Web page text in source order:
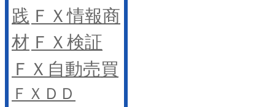
践 ＦＸ情報商
材 ＦＸ検証
ＦＸ自動売買
ＦＸＤＤ